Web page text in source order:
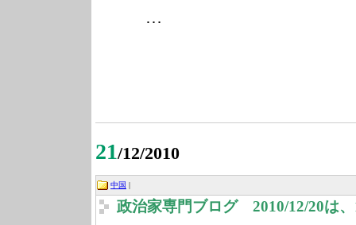
…
21/12/2010
中国 |
政治家専門ブログ 2010/12/20は